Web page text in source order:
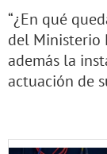
“¿En qué
del Ministerio
además la
actuación de